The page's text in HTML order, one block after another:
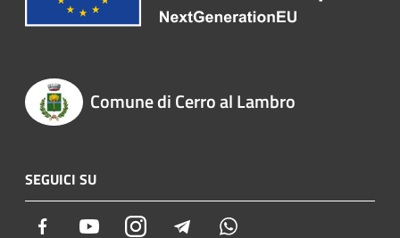
Comune di Cerro al Lambro
SEGUICI SU
Facebook YoutubeInstagram Telegram